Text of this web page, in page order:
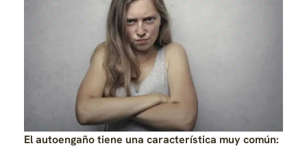
El autoengaño tiene una característica muy común: